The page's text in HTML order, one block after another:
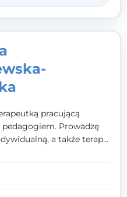
pracującą
Prowadzę
a także terapię
Patrzę na
- w kontekście jego
i otoczeniem - i
na Twoich mocnych